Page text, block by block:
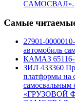
САМОСВАЛ».
Самые
27901-
автомобиль
КАМАЗ 65116-
ЗИЛ 433360
платформы на
самосвальным
«ГРУЗОВОЙ